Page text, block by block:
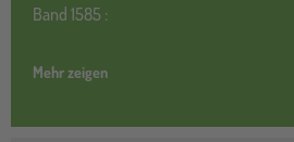
Band 1585 :
Mehr zeigen